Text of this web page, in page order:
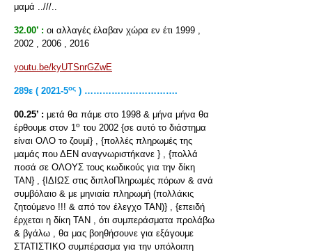
μαμά ..///..
32.00’ : οι αλλαγές έλαβαν χώρα εν έτι 1999 ,
2002 , 2006 , 2016
youtu.be/kyUTSnrGZwE
289ε ( 2021-5ος ) ………………………….
00.25’ : μετά θα πάμε στο 1998 & μήνα μήνα θα
έρθουμε στον 1ο του 2002 {σε αυτό το διάστημα
είναι ΟΛΟ το ζουμί} , {πολλές πληρωμές της
μαμάς που ΔΕΝ αναγνωριστήκανε } , {πολλά
ποσά σε ΟΛΟΥΣ τους κωδικούς για την δίκη
ΤΑΝ} , {ΙΔΙΩΣ στις διπλοΠληρωμές πόρων & ανά
συμβόλαιο & με μηνιαία πληρωμή (πολλάκις
ζητούμενο !!! & από τον έλεγχο ΤΑΝ)} , {επειδή
έρχεται η δίκη ΤΑΝ , ότι συμπεράσματα προλάβω
& βγάλω , θα μας βοηθήσουνε για εξάγουμε
ΣΤΑΤΙΣΤΙΚΟ συμπέρασμα για την υπόλοιπη